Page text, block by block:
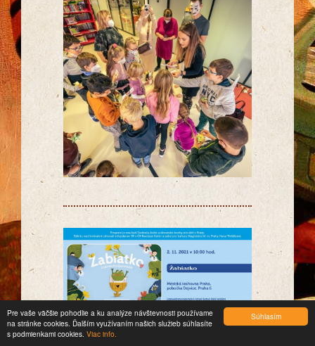
Súhlasím
Pre vaše väčšie pohodlie a ku analýze návštevnosti používame
na stránke cookies. Ďalším využívaním našich služieb súhlasíte
s podmienkami cookies. Viac info.